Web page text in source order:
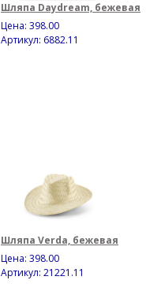
Шляпа Daydream, бежевая
Цена: 398.00
Артикул: 6882.11
Шляпа Verda, бежевая
Цена: 398.00
Артикул: 21221.11